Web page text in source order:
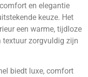
en elegantie
keuze. Het
een warme, tijdloze
textuur zorgvuldig zijn
biedt luxe, comfort